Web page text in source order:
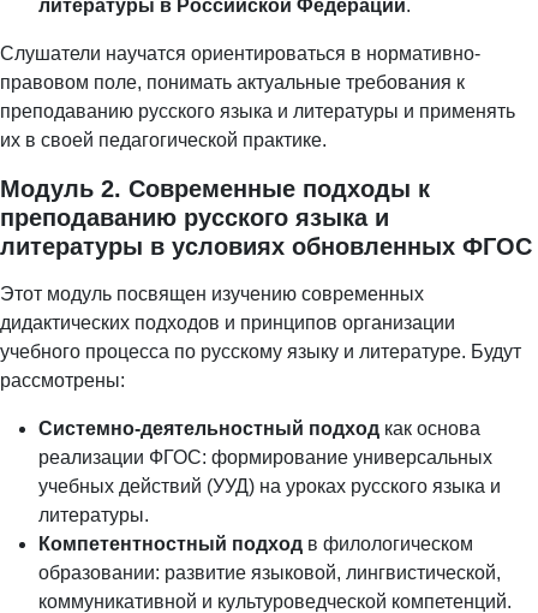
литературы в Российской Федерации.
Слушатели научатся ориентироваться в нормативно-
правовом поле, понимать актуальные требования к
преподаванию русского языка и литературы и применять
их в своей педагогической практике.
Модуль 2. Современные подходы к
преподаванию русского языка и
литературы в условиях обновленных ФГОС
Этот модуль посвящен изучению современных
дидактических подходов и принципов организации
учебного процесса по русскому языку и литературе. Будут
рассмотрены:
Системно-деятельностный подход как основа
реализации ФГОС: формирование универсальных
учебных действий (УУД) на уроках русского языка и
литературы.
Компетентностный подход в филологическом
образовании: развитие языковой, лингвистической,
коммуникативной и культуроведческой компетенций.